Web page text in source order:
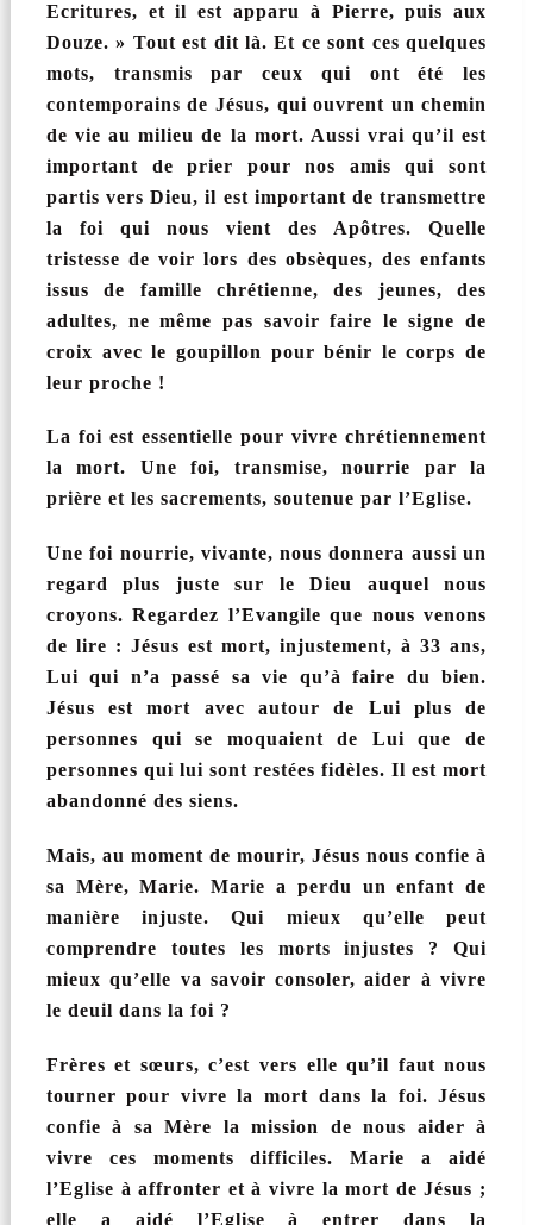
Ecritures, et il est apparu à Pierre, puis aux
Douze. » Tout est dit là. Et ce sont ces quelques
mots, transmis par ceux qui ont été les
contemporains de Jésus, qui ouvrent un chemin
de vie au milieu de la mort. Aussi vrai qu’il est
important de prier pour nos amis qui sont
partis vers Dieu, il est important de transmettre
la foi qui nous vient des Apôtres. Quelle
tristesse de voir lors des obsèques, des enfants
issus de famille chrétienne, des jeunes, des
adultes, ne même pas savoir faire le signe de
croix avec le goupillon pour bénir le corps de
leur proche !
La foi est essentielle pour vivre chrétiennement
la mort. Une foi, transmise, nourrie par la
prière et les sacrements, soutenue par l’Eglise.
Une foi nourrie, vivante, nous donnera aussi un
regard plus juste sur le Dieu auquel nous
croyons. Regardez l’Evangile que nous venons
de lire : Jésus est mort, injustement, à 33 ans,
Lui qui n’a passé sa vie qu’à faire du bien.
Jésus est mort avec autour de Lui plus de
personnes qui se moquaient de Lui que de
personnes qui lui sont restées fidèles. Il est mort
abandonné des siens.
Mais, au moment de mourir, Jésus nous confie à
sa Mère, Marie. Marie a perdu un enfant de
manière injuste. Qui mieux qu’elle peut
comprendre toutes les morts injustes ? Qui
mieux qu’elle va savoir consoler, aider à vivre
le deuil dans la foi ?
Frères et sœurs, c’est vers elle qu’il faut nous
tourner pour vivre la mort dans la foi. Jésus
confie à sa Mère la mission de nous aider à
vivre ces moments difficiles. Marie a aidé
l’Eglise à affronter et à vivre la mort de Jésus ;
elle a aidé l’Eglise à entrer dans la